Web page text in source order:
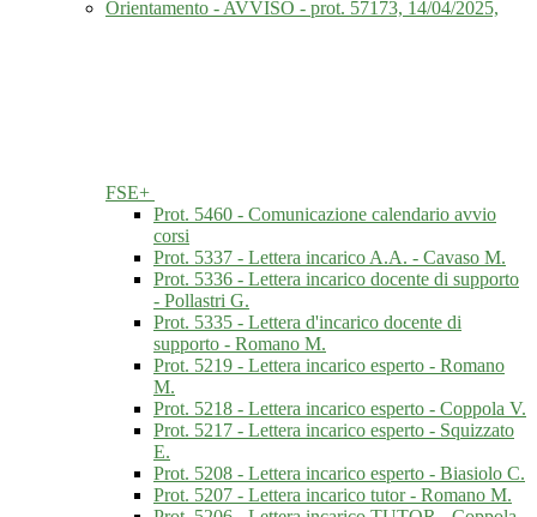
Orientamento - AVVISO - prot. 57173, 14/04/2025,
FSE+
Prot. 5460 - Comunicazione calendario avvio
corsi
Prot. 5337 - Lettera incarico A.A. - Cavaso M.
Prot. 5336 - Lettera incarico docente di supporto
- Pollastri G.
Prot. 5335 - Lettera d'incarico docente di
supporto - Romano M.
Prot. 5219 - Lettera incarico esperto - Romano
M.
Prot. 5218 - Lettera incarico esperto - Coppola V.
Prot. 5217 - Lettera incarico esperto - Squizzato
E.
Prot. 5208 - Lettera incarico esperto - Biasiolo C.
Prot. 5207 - Lettera incarico tutor - Romano M.